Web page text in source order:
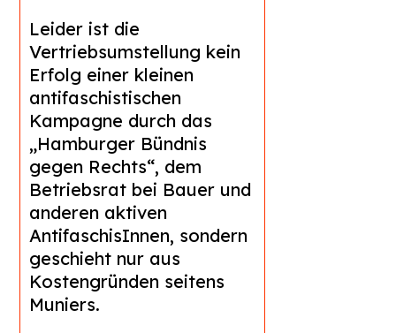
Leider ist die
Vertriebsumstellung kein
Erfolg einer kleinen
antifaschistischen
Kampagne durch das
„Hamburger Bündnis
gegen Rechts“, dem
Betriebsrat bei Bauer und
anderen aktiven
AntifaschisInnen, sondern
geschieht nur aus
Kostengründen seitens
Muniers.